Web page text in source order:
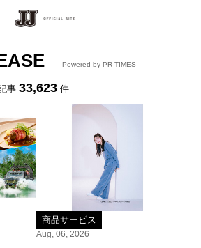
Powered by PR TIMES
事 33,623 件
商品サービス
Aug, 06, 2026